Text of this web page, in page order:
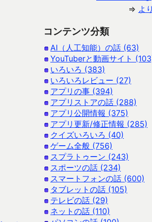
⇒ よ
コンテンツ分類
AI（人工知能）の話 (63)
YouTuberと動画サイト
いろいろ (383)
いろいろレビュー (27)
アプリの事 (394)
アプリストアの話 (288)
アプリ公開情報 (375)
アプリ更新/修正情報 (285)
クイズいろいろ (40)
ゲーム全般 (756)
スプラトゥーン (243)
スポーツの話 (234)
スマートフォンの話 (600)
タブレットの話 (105)
テレビの話 (29)
ネットの話 (110)